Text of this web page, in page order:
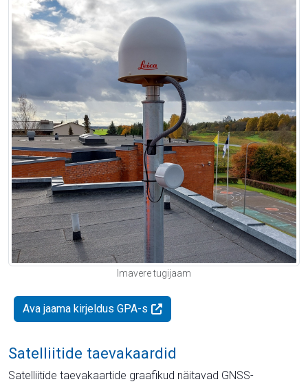
Imavere tugijaam
Ava jaama kirjeldus GPA-s
Satelliitide taevakaardid
Satelliitide taevakaartide graafikud näitavad GNSS-